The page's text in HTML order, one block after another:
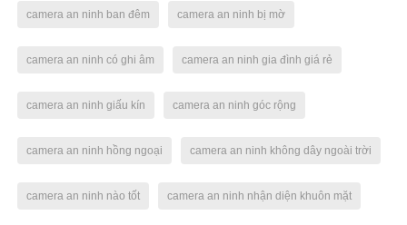
camera an ninh ban đêm camera an ninh bị mờ
camera an ninh có ghi âm camera an ninh gia đình giá rẻ
camera an ninh giấu kín camera an ninh góc rộng
camera an ninh hồng ngoại camera an ninh không dây ngoài trời
camera an ninh nào tốt camera an ninh nhận diện khuôn mặt